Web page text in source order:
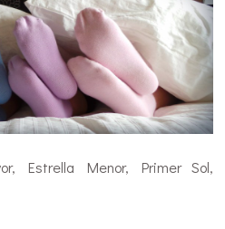
Estrella Menor, Primer Sol,